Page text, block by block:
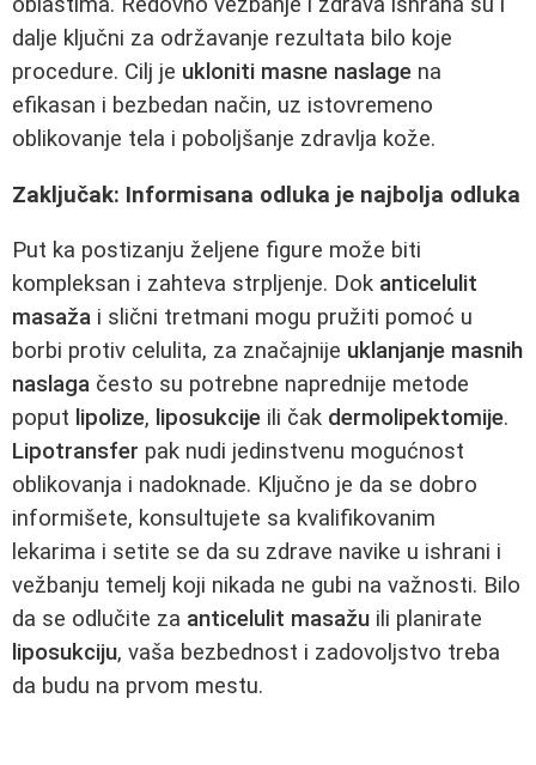
dalje ključni za održavanje rezultata bilo koje
procedure. Cilj je ukloniti masne naslage na
efikasan i bezbedan način, uz istovremeno
oblikovanje tela i poboljšanje zdravlja kože.
Zaključak: Informisana odluka je najbolja odluka
Put ka postizanju željene figure može biti
kompleksan i zahteva strpljenje. Dok anticelulit
masaža i slični tretmani mogu pružiti pomoć u
borbi protiv celulita, za značajnije uklanjanje masnih
naslaga često su potrebne naprednije metode
poput lipolize, liposukcije ili čak dermolipektomije.
Lipotransfer pak nudi jedinstvenu mogućnost
oblikovanja i nadoknade. Ključno je da se dobro
informišete, konsultujete sa kvalifikovanim
lekarima i setite se da su zdrave navike u ishrani i
vežbanju temelj koji nikada ne gubi na važnosti. Bilo
da se odlučite za anticelulit masažu ili planirate
liposukciju, vaša bezbednost i zadovoljstvo treba
da budu na prvom mestu.